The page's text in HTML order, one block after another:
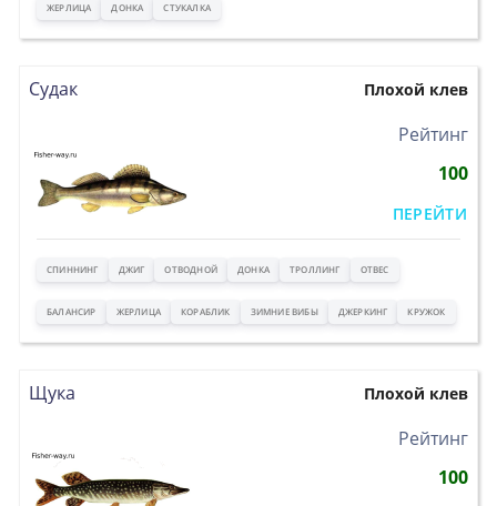
ЖЕРЛИЦА ДОНКА СТУКАЛКА
Судак Плохой клев
Рейтинг
100
ПЕРЕЙТИ
СПИННИНГ ДЖИГ ОТВОДНОЙ ДОНКА ТРОЛЛИНГ ОТВЕС
БАЛАНСИР ЖЕРЛИЦА КОРАБЛИК ЗИМНИЕ ВИБЫ ДЖЕРКИНГ КРУЖОК
Щука Плохой клев
Рейтинг
100